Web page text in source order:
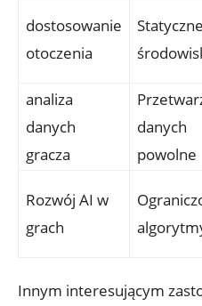
dostosowanie
otoczenia
Statyczne
analiza
danych
gracza
danych
powolne
Rozwój AI w
grach
Innym interesującym